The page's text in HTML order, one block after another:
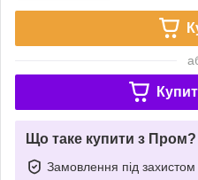
Що таке купити з Пром?
Замовлення під захистом